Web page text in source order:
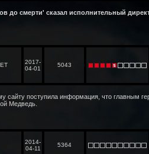
до смерти' сказал исполнительный
2017-
04-01
5043
сайту поступила информация, что главным
Медведь.
2014-
04-11
5364